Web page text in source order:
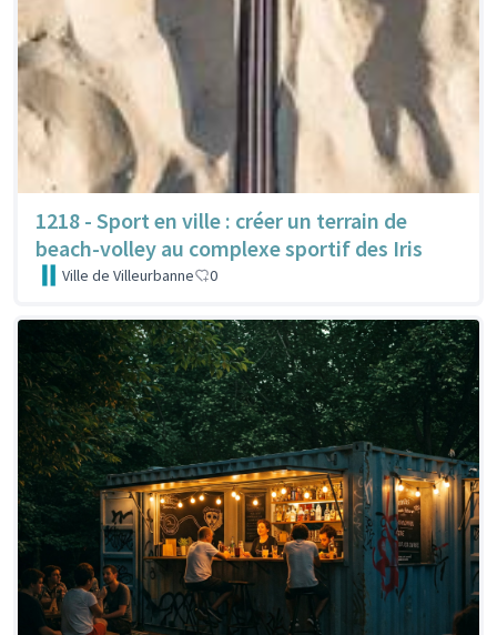
1218 - Sport en ville : créer un terrain de
beach-volley au complexe sportif des Iris
Ville de Villeurbanne 0